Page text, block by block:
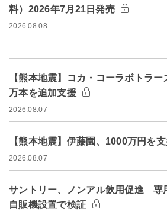
料）2026年7月21日発売
2026.08.08
【熊本地震】コカ・コーラボトラ
万本を追加支援
2026.08.07
【熊本地震】伊藤園、1000万円を
2026.08.07
サントリー、ノンアル飲用促進 専
自販機設置で検証